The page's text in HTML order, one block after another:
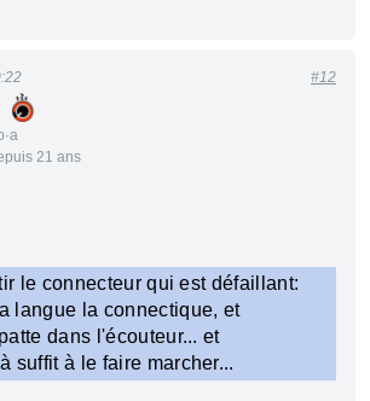
21 ans
#12
le connecteur qui est défaillant:
langue la connectique, et
dans l'écouteur... et
suffit à le faire marcher...